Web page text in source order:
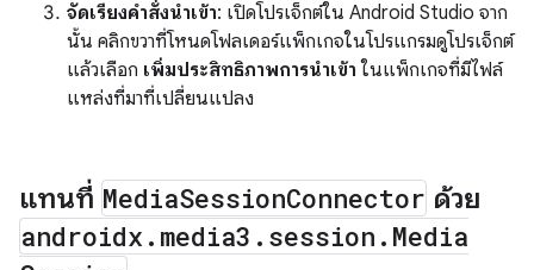
จัดเรียงคำสั่งนำเข้า: เปิดโปรเจ็กต์ใน Android Studio จาก
นั้น คลิกขวาที่โหนดโฟลเดอร์แพ็กเกจในโปรแกรมดูโปรเจ็กต์
แล้วเลือก เพิ่มประสิทธิภาพการนำเข้า ในแพ็กเกจที่มีไฟล์
แหล่งที่มาที่เปลี่ยนแปลง
แทนที่ MediaSessionConnector ด้วย
androidx . media3 . session . Media